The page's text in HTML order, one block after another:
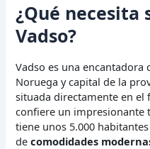
¿Qué necesita
Vadso?
Vadso es una
Noruega y capital de la
situada directamente en
confiere un impresionante
tiene unos 5.000
decomodidades